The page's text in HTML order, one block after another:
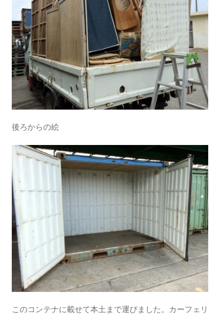
後ろからの絵
このコンテナに載せて本土まで運びました。カーフェリ